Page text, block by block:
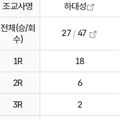
조교사명 하대성
전체(승/회
수)
27 /47
1R 18
2R 6
3R 2